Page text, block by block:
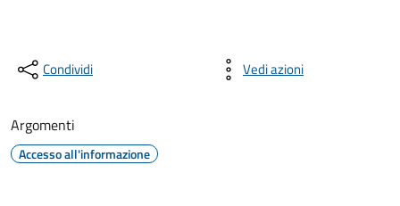
Condividi Vedi azioni
Argomenti
Accesso all'informazione